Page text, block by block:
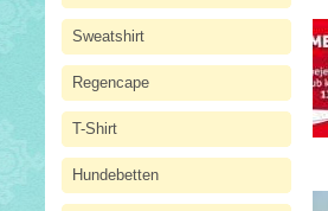
Sweatshirt
Regencape
T-Shirt
Hundebetten